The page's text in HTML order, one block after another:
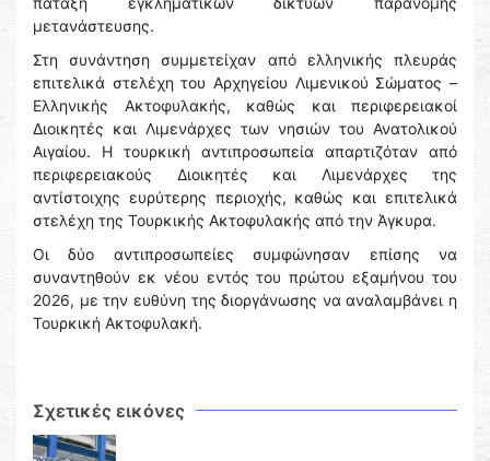
μετανάστευσης.
Στη συνάντηση συμμετείχαν από ελληνικής πλευράς
επιτελικά στελέχη του Αρχηγείου Λιμενικού Σώματος –
Ελληνικής Ακτοφυλακής, καθώς και περιφερειακοί
Διοικητές και Λιμενάρχες των νησιών του Ανατολικού
Αιγαίου. Η τουρκική αντιπροσωπεία απαρτιζόταν από
περιφερειακούς Διοικητές και Λιμενάρχες της
αντίστοιχης ευρύτερης περιοχής, καθώς και επιτελικά
στελέχη της Τουρκικής Ακτοφυλακής από την Άγκυρα.
Οι δύο αντιπροσωπείες συμφώνησαν επίσης να
συναντηθούν εκ νέου εντός του πρώτου εξαμήνου του
2026, με την ευθύνη της διοργάνωσης να αναλαμβάνει η
Τουρκική Ακτοφυλακή.
Σχετικές εικόνες